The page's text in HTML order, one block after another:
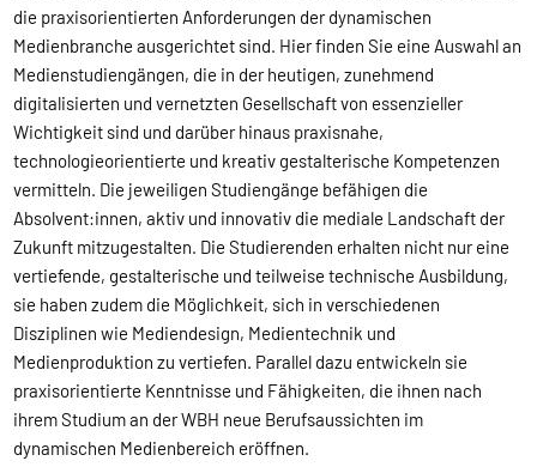
die praxisorientierten Anforderungen der dynamischen
Medienbranche ausgerichtet sind. Hier finden Sie eine Auswahl an
Medienstudiengängen, die in der heutigen, zunehmend
digitalisierten und vernetzten Gesellschaft von essenzieller
Wichtigkeit sind und darüber hinaus praxisnahe,
technologieorientierte und kreativ gestalterische Kompetenzen
vermitteln. Die jeweiligen Studiengänge befähigen die
Absolvent:innen, aktiv und innovativ die mediale Landschaft der
Zukunft mitzugestalten. Die Studierenden erhalten nicht nur eine
vertiefende, gestalterische und teilweise technische Ausbildung,
sie haben zudem die Möglichkeit, sich in verschiedenen
Disziplinen wie Mediendesign, Medientechnik und
Medienproduktion zu vertiefen. Parallel dazu entwickeln sie
praxisorientierte Kenntnisse und Fähigkeiten, die ihnen nach
ihrem Studium an der WBH neue Berufsaussichten im
dynamischen Medienbereich eröffnen.